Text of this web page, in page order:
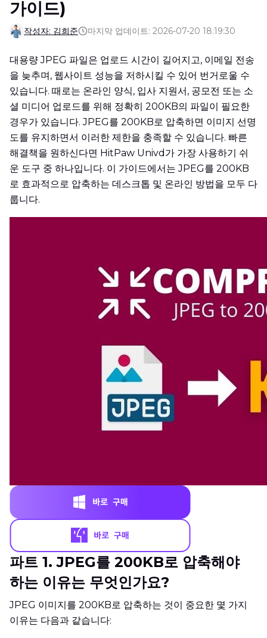
가이드)
작성자: 김희준 마지막 업데이트: 2026-07-20 18:19:30
대용량 JPEG 파일은 업로드 시간이 길어지고, 이메일 전송
을 늦추며, 웹사이트 성능을 저하시킬 수 있어 번거로울 수
있습니다. 때로는 온라인 양식, 입사 지원서, 공모전 또는 소
셜 미디어 업로드를 위해 정확히 200KB의 파일이 필요한
경우가 있습니다. JPEG를 200KB로 압축하면 이미지 선명
도를 유지하면서 이러한 제한을 충족할 수 있습니다. 빠른
해결책을 원하신다면 HitPaw Univd가 가장 사용하기 쉬
운 도구 중 하나입니다. 이 가이드에서는 JPEG를 200KB
로 효과적으로 압축하는 데스크톱 및 온라인 방법을 모두 다
룹니다.
파트 1. JPEG를 200KB로 압축해야
하는 이유는 무엇인가요?
JPEG 이미지를 200KB로 압축하는 것이 중요한 몇 가지
이유는 다음과 같습니다: